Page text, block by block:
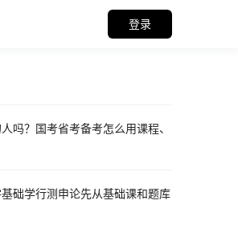
登录
吗？国考省考备考怎么用课程、
础学行测申论先从基础课和题库